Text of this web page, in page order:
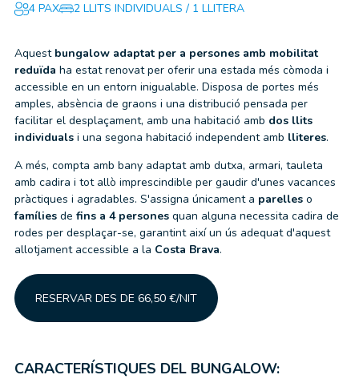
4 PAX 2 LLITS INDIVIDUALS / 1 LLITERA
Aquest bungalow adaptat per a persones amb mobilitat
reduïda ha estat renovat per oferir una estada més còmoda i
accessible en un entorn inigualable. Disposa de portes més
amples, absència de graons i una distribució pensada per
facilitar el desplaçament, amb una habitació amb dos llits
individuals i una segona habitació independent amb lliteres.
A més, compta amb bany adaptat amb dutxa, armari, tauleta
amb cadira i tot allò imprescindible per gaudir d'unes vacances
pràctiques i agradables. S'assigna únicament a parelles o
famílies de fins a 4 persones quan alguna necessita cadira de
rodes per desplaçar-se, garantint així un ús adequat d'aquest
allotjament accessible a la Costa Brava.
RESERVAR DES DE 66,50 €/NIT
CARACTERÍSTIQUES DEL BUNGALOW: